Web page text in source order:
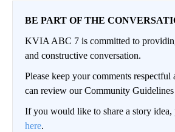
BE PART OF THE
KVIA ABC 7 is committed to
and constructive conversation.
Please keep your comments respectful
can review our Community
If you would like to share a story idea,
here.